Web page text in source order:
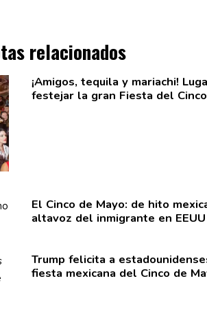
relacionados
¡Amigos, tequila y mariachi!
festejar la gran Fiesta del
El Cinco de Mayo: de hito
altavoz del inmigrante en EEUU
Trump felicita a
fiesta mexicana del Cinco de